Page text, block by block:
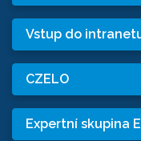
Vstup do
CZELO
Expertní skupina